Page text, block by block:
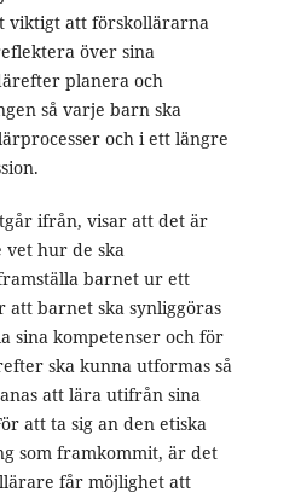
viktigt att förskollärarna
över sina
planera och
så varje barn ska
och i ett längre
ifrån, visar att det är
hur de ska
barnet ur ett
barnet ska synliggöras
sina kompetenser och för
ska kunna utformas så
att lära utifrån sina
att ta sig an den etiska
som framkommit, är det
får möjlighet att